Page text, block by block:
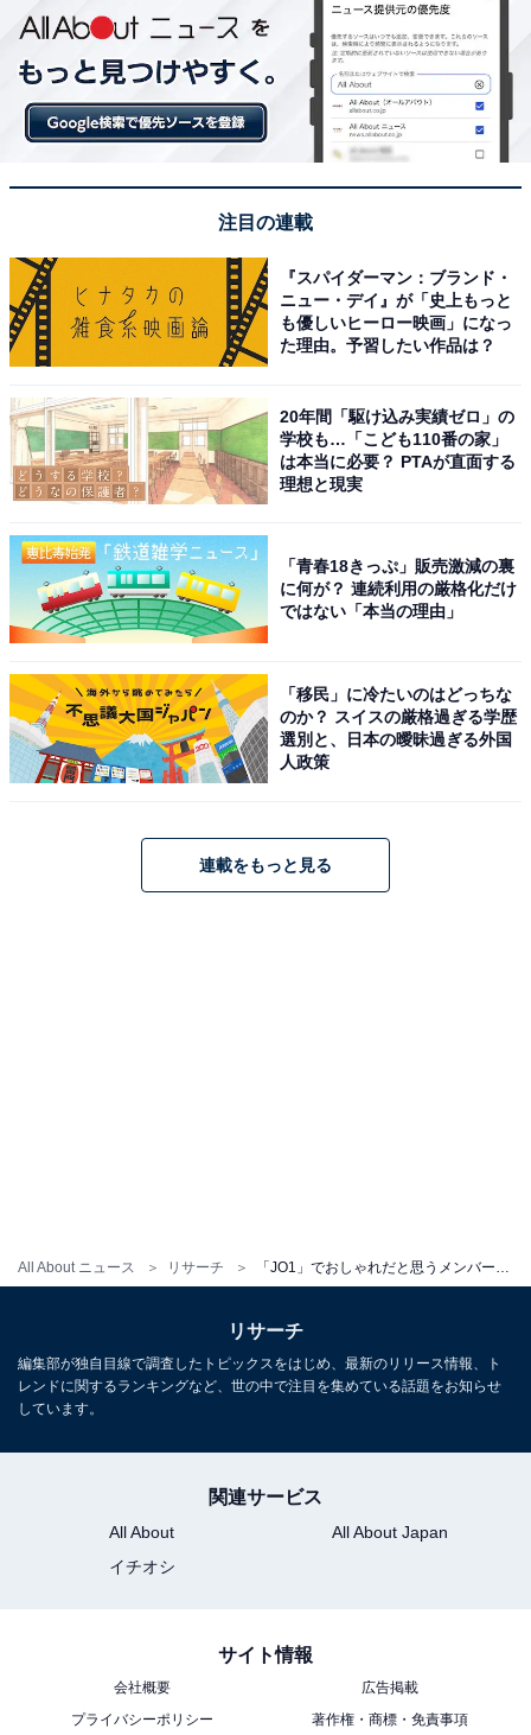
All About ニュース リサーチ
1位にランクインしたのは、佐藤景瑚さんです。抜群の
スタイルを誇り、首が長いことから「ジラ」の愛称で親
しまれています。ハイブランドを着こなす姿はまさに、
グループのおしゃれ番長。
冠配信番組『JO1 HOUSE』では、番組ロゴを手掛ける
などクリエイティブな才能も発揮。また、韓国No.1スキ
ンケアブランド「Dr.G」の日本ブランドアンバサダーも
回答コメントでは「スタイルと感度の両方がずば抜けて
いるから」（40代女性／東京都）、「スタイルがよく
愛媛県）、「背が高いのでなんでも似合う上に、私服も
おしゃれだから」（50代女性／宮城県）などの声が集ま
りました。
佐藤景瑚さんに関する商品をAmazonで見る
※回答コメントは原文ママです
M!LKで紅白出場も達成！ スタダアイドル「佐野
勇斗」の俳優としての魅力を徹底検証
注目の連載
『スパイダーマン：ブランド・
ニュー・デイ』が「史上もっと
も優しいヒーロー映画」になっ
た理由。予習したい作品は？
20年間「駆け込み実績ゼロ」の
学校も…「こども110番の家」
は本当に必要？ PTAが直面する
理想と現実
「青春18きっぷ」販売激減の裏
に何が？ 連続利用の厳格化だけ
ではない「本当の理由」
「移民」に冷たいのはどっちな
のか？ スイスの厳格過ぎる学歴
選別と、日本の曖昧過ぎる外国
人政策
連載をもっと見る
リサーチ
編集部が独自目線で調査したトピックスをはじめ、最新のリリース情報、ト
レンドに関するランキングなど、世の中で注目を集めている話題をお知らせ
しています。
関連サービス
All About
All About Japan
イチオシ
サイト情報
会社概要
広告掲載
プライバシーポリシー
著作権・商標・免責事項